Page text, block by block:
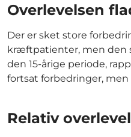
Overlevelsen
Der er sket store
kræftpatienter, men den
den 15-årige periode,
fortsat forbedringer,
Relativ